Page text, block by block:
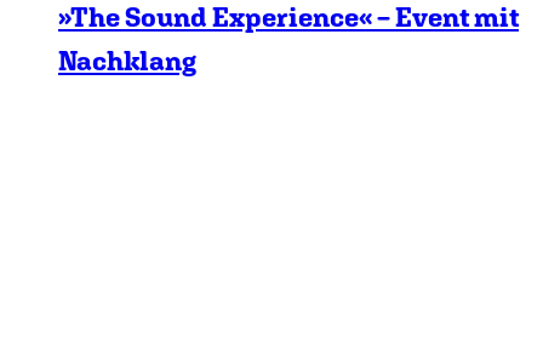
»The Sound Experience« – Event mit
Nachklang